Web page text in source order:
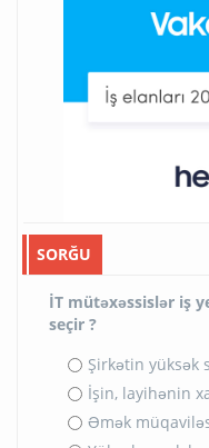
SORĞU
İT mütəxəssislər iş
seçir ?
Şirkətin yüksək
İşin, layihənin
Əmək